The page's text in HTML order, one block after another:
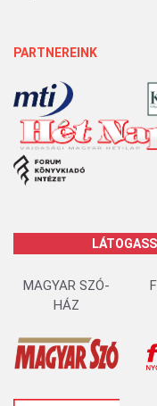
PARTNEREINK
MAGYAR SZÓ-
HÁZ